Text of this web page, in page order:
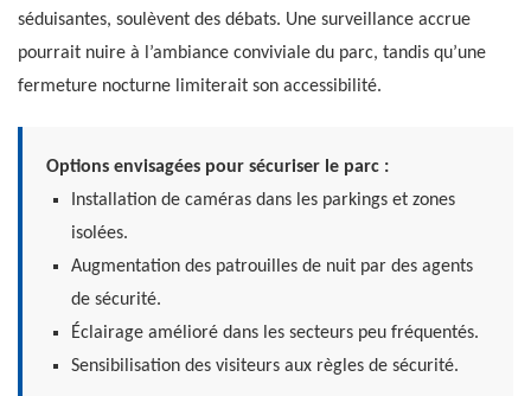
séduisantes, soulèvent des débats. Une surveillance accrue
pourrait nuire à l’ambiance conviviale du parc, tandis qu’une
fermeture nocturne limiterait son accessibilité.
Options envisagées pour sécuriser le parc :
Installation de caméras dans les parkings et zones
isolées.
Augmentation des patrouilles de nuit par des agents
de sécurité.
Éclairage amélioré dans les secteurs peu fréquentés.
Sensibilisation des visiteurs aux règles de sécurité.